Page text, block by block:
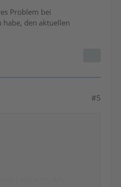
Problem bei
habe, den aktuellen
#5